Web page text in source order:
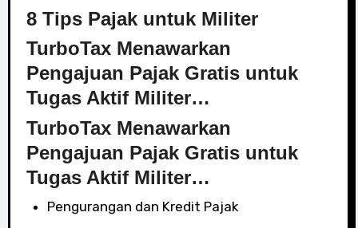
8 Tips Pajak untuk Militer
TurboTax Menawarkan
Pengajuan Pajak Gratis untuk
Tugas Aktif Militer…
TurboTax Menawarkan
Pengajuan Pajak Gratis untuk
Tugas Aktif Militer…
Pengurangan dan Kredit Pajak